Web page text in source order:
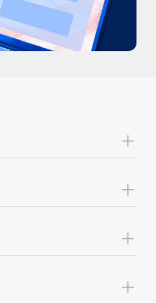
+
+
+
+